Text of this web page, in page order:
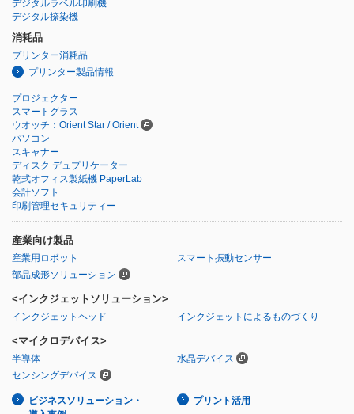
デジタルラベル印刷機
デジタル捺染機
消耗品
プリンター消耗品
プリンター製品情報
プロジェクター
スマートグラス
ウオッチ：Orient Star / Orient
パソコン
スキャナー
ディスク デュプリケーター
乾式オフィス製紙機 PaperLab
会計ソフト
印刷管理セキュリティー
産業向け製品
産業用ロボット
スマート振動センサー
部品成形ソリューション
<インクジェットソリューション>
インクジェットヘッド インクジェットによるものづくり
<マイクロデバイス>
半導体
水晶デバイス
センシングデバイス
ビジネスソリューション・
プリント活用